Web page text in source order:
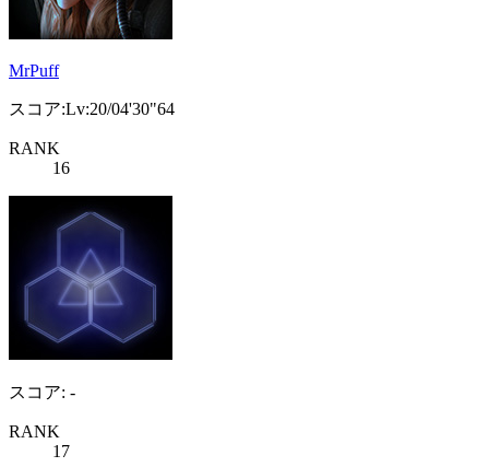
MrPuff
スコア:Lv:20/04'30"64
RANK
16
スコア: -
RANK
17